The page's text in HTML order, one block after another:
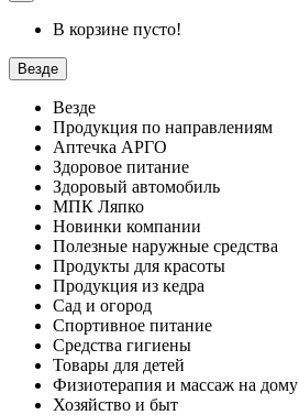
В корзине пусто!
Везде
Везде
Продукция по направлениям
Аптечка АРГО
Здоровое питание
Здоровый автомобиль
МПК Ляпко
Новинки компании
Полезные наружные средства
Продукты для красоты
Продукция из кедра
Сад и огород
Спортивное питание
Средства гигиены
Товары для детей
Физиотерапия и массаж на дому
Хозяйство и быт